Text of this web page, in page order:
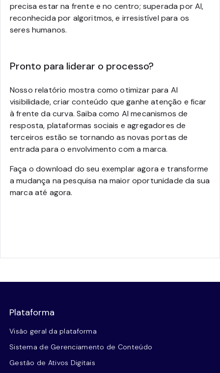
precisa estar na frente e no centro; superada por AI,
reconhecida por algoritmos, e irresistível para os
seres humanos.
Pronto para liderar o processo?
Nosso relatório mostra como otimizar para AI
visibilidade, criar conteúdo que ganhe atenção e ficar
à frente da curva. Saiba como AI mecanismos de
resposta, plataformas sociais e agregadores de
terceiros estão se tornando as novas portas de
entrada para o envolvimento com a marca.
Faça o download do seu exemplar agora e transforme
a mudança na pesquisa na maior oportunidade da sua
marca até agora.
Plataforma
Visão geral da plataforma
Sistema de Gerenciamento de Conteúdo
Gestão de Ativos Digitais